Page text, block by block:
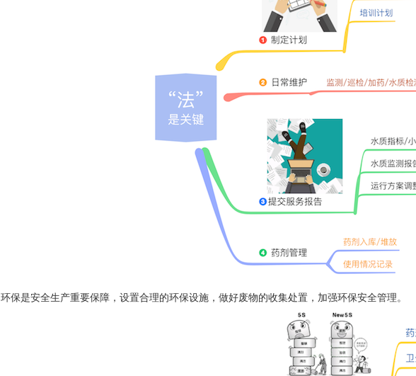
环保是安全生产重要保障，设置合理的环保设施，做好废物的收集处置，加强环保安全管理。